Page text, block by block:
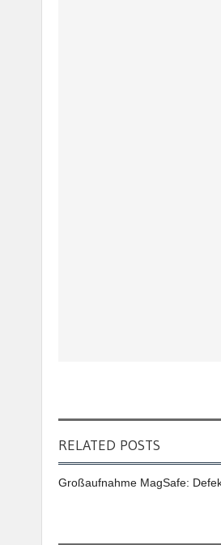
RELATED POSTS
Großaufnahme MagSafe: